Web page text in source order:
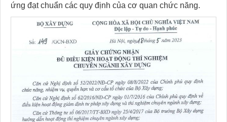
ứng đạt chuẩn các quy định của cơ quan chức năng.